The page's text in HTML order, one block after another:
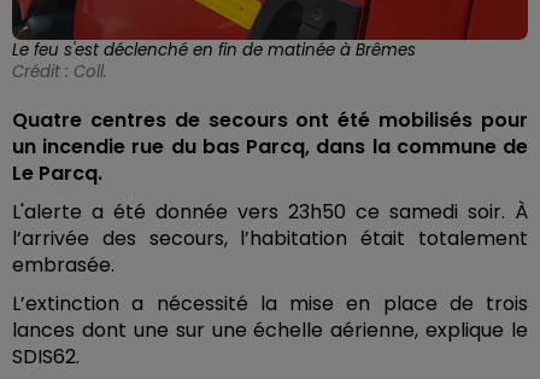
Le feu s'est déclenché en fin de matinée à Brêmes
Crédit : Coll.
Quatre centres de secours ont été mobilisés pour
un incendie rue du bas Parcq, dans la commune de
Le Parcq.
L'alerte a été donnée vers 23h50 ce samedi soir. À
l’arrivée des secours, l’habitation était totalement
embrasée.
L’extinction a nécessité la mise en place de trois
lances dont une sur une échelle aérienne, explique le
SDIS62.